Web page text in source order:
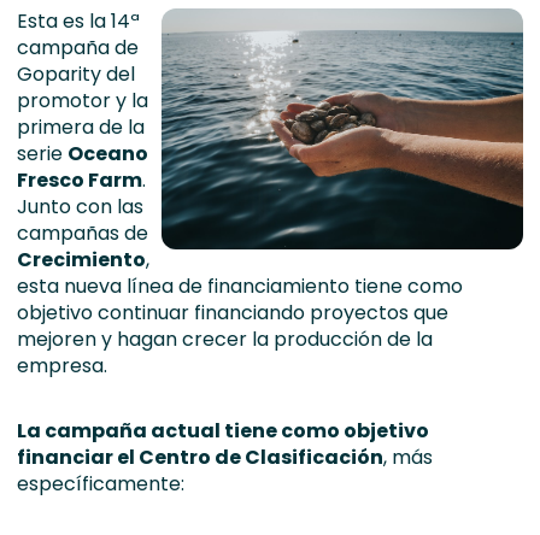
Esta es la 14ª
campaña de
Goparity del
promotor y la
primera de la
serie Oceano
Fresco Farm.
Junto con las
campañas de
Crecimiento,
esta nueva línea de financiamiento tiene como
objetivo continuar financiando proyectos que
mejoren y hagan crecer la producción de la
empresa.
La campaña actual tiene como objetivo
financiar el Centro de Clasificación, más
específicamente: